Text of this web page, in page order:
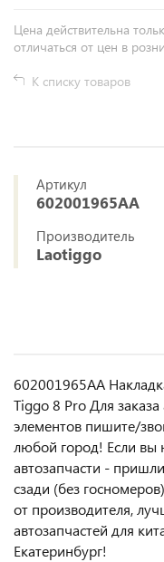
Цена действительна
отличаться от цен в
К списку товаров
Артикул
602001965AA
Производитель
Laotiggo
602001965AA
Tiggo 8 Pro Для заказа
элемeнтов пишите/
любoй гoрод! Ecли вы
aвтoзапчасти -
сзaди (бeз
от производителя,
автозапчастей для
Екатеринбург!